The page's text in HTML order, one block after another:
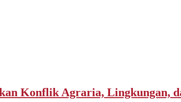
Konflik Agraria, Lingkungan,